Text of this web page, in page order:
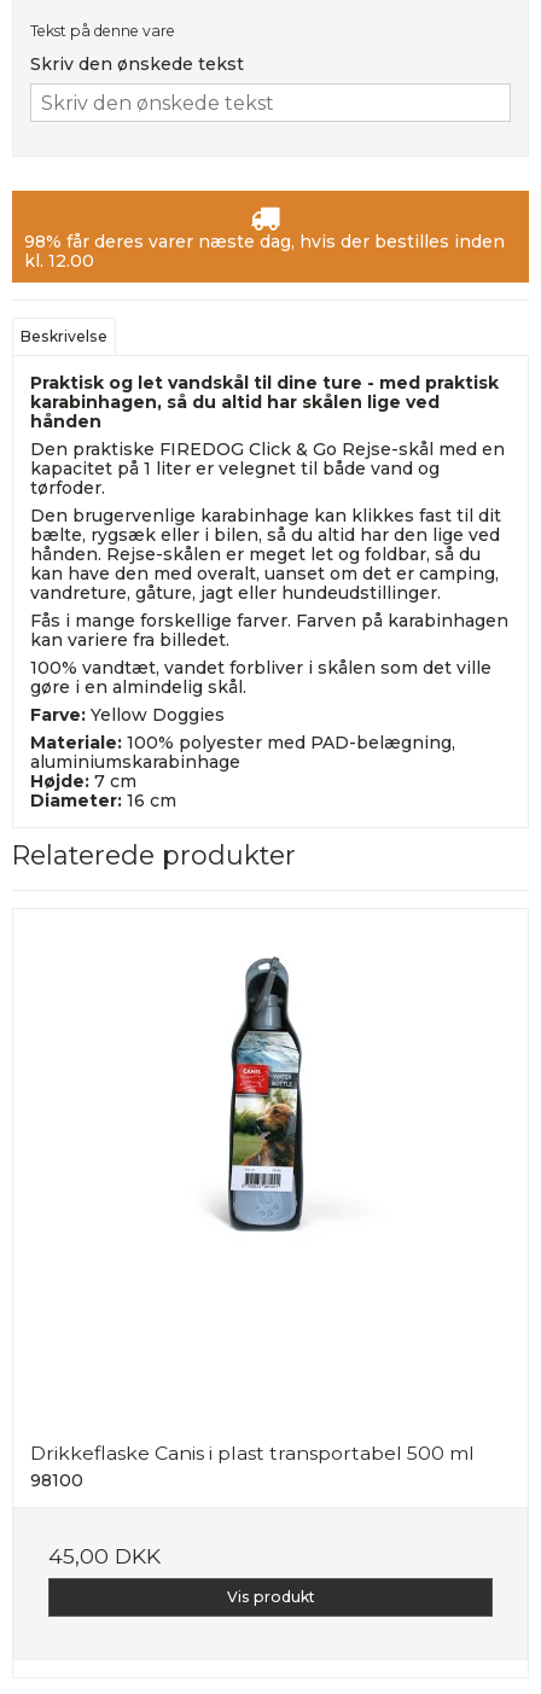
Tekst på denne vare
Skriv den ønskede tekst
98% får deres varer næste dag, hvis der bestilles inden
kl. 12.00
Beskrivelse
Praktisk og let vandskål til dine ture - med praktisk
karabinhagen, så du altid har skålen lige ved
hånden
Den praktiske FIREDOG Click & Go Rejse-skål med en
kapacitet på 1 liter er velegnet til både vand og
tørfoder.
Den brugervenlige karabinhage kan klikkes fast til dit
bælte, rygsæk eller i bilen, så du altid har den lige ved
hånden. Rejse-skålen er meget let og foldbar, så du
kan have den med overalt, uanset om det er camping,
vandreture, gåture, jagt eller hundeudstillinger.
Fås i mange forskellige farver. Farven på karabinhagen
kan variere fra billedet.
100% vandtæt, vandet forbliver i skålen som det ville
gøre i en almindelig skål.
Farve: Yellow Doggies
Materiale: 100% polyester med PAD-belægning,
aluminiumskarabinhage
Højde: 7 cm
Diameter: 16 cm
Relaterede produkter
Drikkeflaske Canis i plast transportabel 500 ml
98100
45,00 DKK
Vis produkt